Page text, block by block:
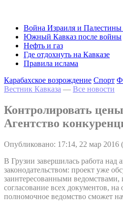
Война Израиля и Палестины
Южный Кавказ после войны
Нефть и газ
Где отдохнуть на Кавказе
Правила ислама
Карабахское возрождение Спорт
Вестник Кавказа — Все новости
Контролировать
Агентство
Опубликовано: 17:14, 22 мар
В Грузии завершилась работа над
законодательством: проект уже
заинтересованными ведомствами,
согласование всех документов,
полномочное ведомство сможет